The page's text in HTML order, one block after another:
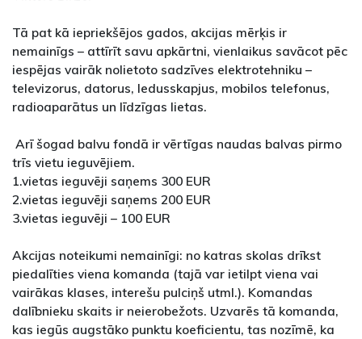
Tā pat kā iepriekšējos gados, akcijas mērķis ir
nemainīgs – attīrīt savu apkārtni, vienlaikus savācot pēc
iespējas vairāk nolietoto sadzīves elektrotehniku –
televizorus, datorus, ledusskapjus, mobilos telefonus,
radioaparātus un līdzīgas lietas.
Arī šogad balvu fondā ir vērtīgas naudas balvas pirmo
trīs vietu ieguvējiem.
1.vietas ieguvēji saņems 300 EUR
2.vietas ieguvēji saņems 200 EUR
3.vietas ieguvēji – 100 EUR
Akcijas noteikumi nemainīgi: no katras skolas drīkst
piedalīties viena komanda (tajā var ietilpt viena vai
vairākas klases, interešu pulciņš utml.). Komandas
dalībnieku skaits ir neierobežots. Uzvarēs tā komanda,
kas iegūs augstāko punktu koeficientu, tas nozīmē, ka